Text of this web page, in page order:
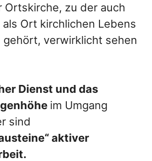
Ortskirche, zu der auch
als Ort kirchlichen Lebens
gehört, verwirklicht sehen
Dienst und das
im Umgang
sind
aktiver